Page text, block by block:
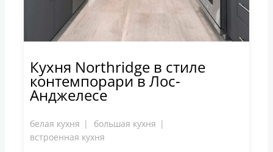
Кухня Northridge в стиле
контемпорари в Лос-
Анджелесе
белая кухня
большая кухня
встроенная кухня